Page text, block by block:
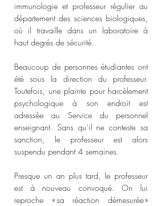
immunologie et professeur régulier au
département des sciences biologiques,
où il travaille dans un laboratoire à
haut degrés de sécurité.
Beaucoup de personnes étudiantes ont
été sous la direction du professeur.
Toutefois, une plainte pour harcèlement
psychologique à son endroit est
adressée au Service du personnel
enseignant. Sans qu’il ne conteste sa
sanction, le professeur est alors
suspendu pendant 4 semaines.
Presque un an plus tard, le professeur
est à nouveau convoqué. On lui
reproche « sa réaction démesurée »